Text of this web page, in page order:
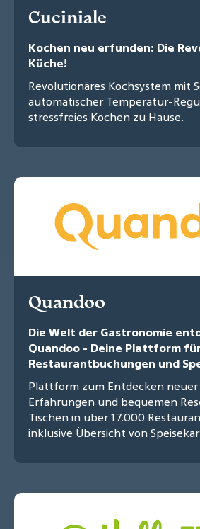
Cuciniale
Kochen neu erfunden: Die
Küche!
Revolutionäres Kochsystem mit
automatischer Temperatur-
stressfreies Kochen zu Hause.
Quandoo
Die Welt der Gastronomie
Quandoo - Deine Plattform
Restaurantbuchungen und
Plattform zum Entdecken
Erfahrungen und bequemen
Tischen in über 17.000
inklusive Übersicht von